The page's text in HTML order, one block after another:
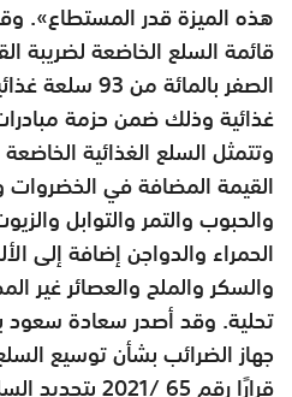
هذه الميزة قدر المستطاع».
قائمة السلع الخاضعة لضريبة
غذائية وذلك ضمن حزمة
وتتمثل السلع الغذائية
القيمة المضافة في الخضروات
والحبوب والتمر والتوابل
الحمراء والدواجن إضافة إلى
والسكر والملح والعصائر غير
تحلية. وقد أصدر سعادة سعود
قرارًا رقم 65 /‏‏‏